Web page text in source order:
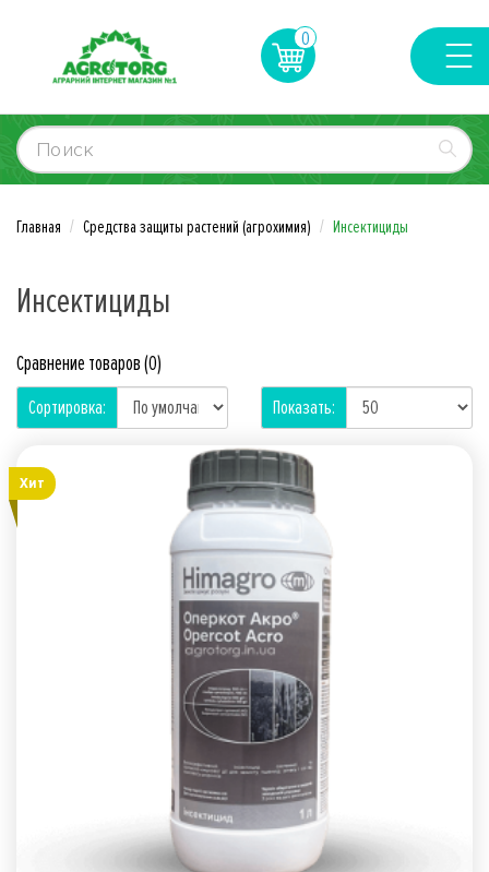
0
Главная Средства защиты растений (агрохимия) Инсектициды
Инсектициды
Сравнение товаров (0)
Сортировка: Показать:
Хит